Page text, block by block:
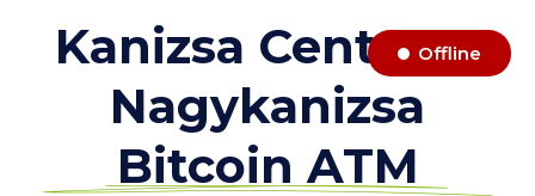
Kanizsa Centrum
Nagykanizsa
Bitcoin ATM
Offline